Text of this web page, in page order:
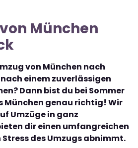
München
von München nach
einem zuverlässigen
Dann bist du bei Sommer
München genau richtig! Wir
Umzüge in ganz
dir einen umfangreichen
Stress des Umzugs abnimmt.